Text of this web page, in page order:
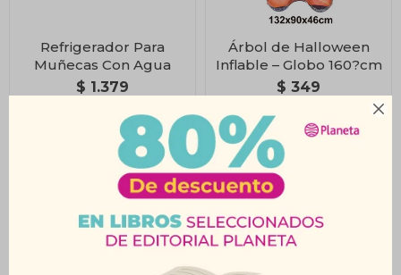

Refrigerador Para
Muñecas Con Agua
$ 1.379
Árbol de Halloween
Inflable – Globo 160?cm
$ 349